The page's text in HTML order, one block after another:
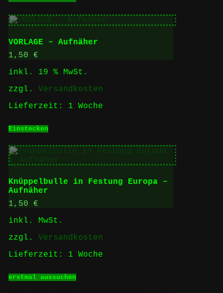
mehrere
Varianten
auf.
Die
auf
Produktseite
werden
VORLAGE – Aufnäher
1,50 €
inkl. 19 % MwSt.
zzgl. Versandkosten
Lieferzeit: 1 Woche
Einstecken
Knüppelbulle in Festung Europa –
Aufnäher
1,50 €
inkl. MwSt.
zzgl. Versandkosten
Lieferzeit: 1 Woche
erstmal aussuchenProdukt